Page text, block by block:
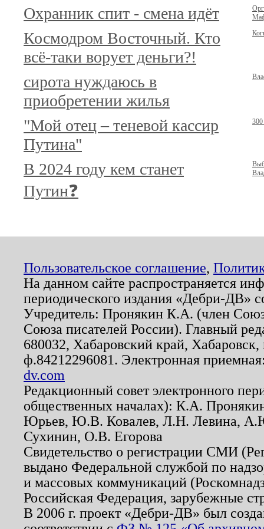
Охранник спит - смена идёт
Космодром Восточный. Кто
всё-таки ворует деньги?!
сирота нуждаюсь в
приобретении жилья
"Мой отец – теневой кассир
Путина"
300
В 2024 году кем станет
Путин❓
Пользовательское соглашение,
На данном сайте распространяется
периодического издания «Дебри-ДВ»
Учредитель: Пронякин К.А. (член
Союза писателей России). Главный
680032, Хабаровский край,
ф.84212296081. Электронная
dv.com
Редакционный совет электронного
общественных началах): К.А.
Юрьев, Ю.В. Ковалев, Л.Н. Левина,
Сухинин, О.В. Егорова
Свидетельство о регистрации СМИ
выдано Федеральной службой по
и массовых коммуникаций
Российская Федерация, зарубежные
В 2006 г. проект «Дебри-ДВ» был